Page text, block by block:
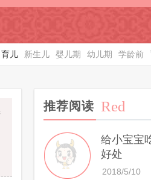
育儿 新生儿 婴儿期 幼儿期 学龄前
推荐阅读 Red
给小宝宝
好处
2018/5/10